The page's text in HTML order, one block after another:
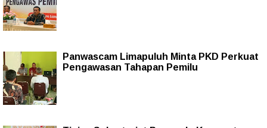
Panwascam Limapuluh Minta PKD Perkuat
Pengawasan Tahapan Pemilu